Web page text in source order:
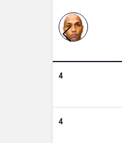
4
4